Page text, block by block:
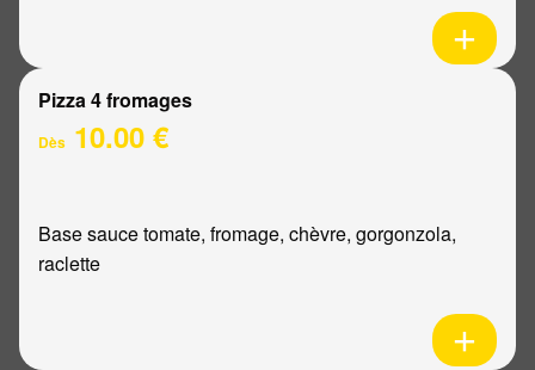
Pizza 4 fromages
Dès 10.00 €
Base sauce tomate, fromage, chèvre, gorgonzola,
raclette